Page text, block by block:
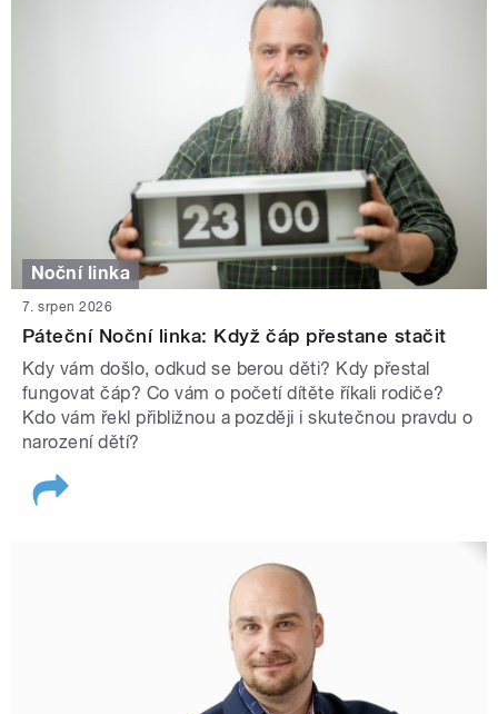
Noční linka
7. srpen 2026
Páteční Noční linka: Když čáp přestane stačit
Kdy vám došlo, odkud se berou děti? Kdy přestal
fungovat čáp? Co vám o početí dítěte říkali rodiče?
Kdo vám řekl přibližnou a později i skutečnou pravdu o
narození dětí?